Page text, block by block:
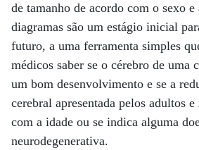
de tamanho de acordo com o sexo
diagramas são um estágio inicial
futuro, a uma ferramenta simples
médicos saber se o cérebro de uma
um bom desenvolvimento e se a
cerebral apresentada pelos adultos
com a idade ou se indica alguma
neurodegenerativa.